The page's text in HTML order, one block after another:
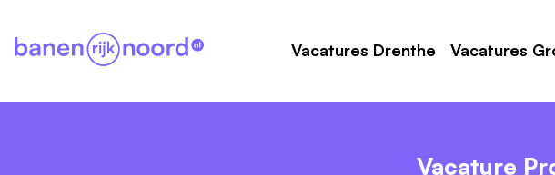
Vacatures Drenthe Vacatures
Vacature